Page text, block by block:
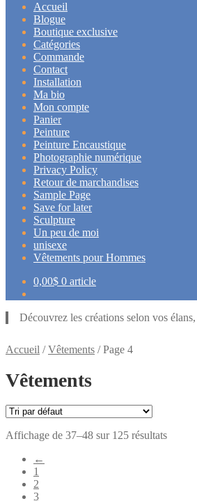
Accueil
Blogue
Boutique exclusive
Catégories
Commande
Contact
Installation
Ma bio
Mon compte
Panier
Peinture
Peinture Encaustique
Photographie numérique
Privacy Policy
Retour de marchandises
Sample Page
Save for later
Sculpture
Un peu de moi
unisexe
Vêtements pour Hommes
0,00$ 0 article
Découvrez les créations selon vos
Accueil /Vêtements /Page 4
Vêtements
Affichage de 37–48 sur 125 résultats
←
1
2
3